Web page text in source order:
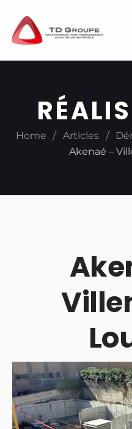
Home / Articles /
Akenaé –